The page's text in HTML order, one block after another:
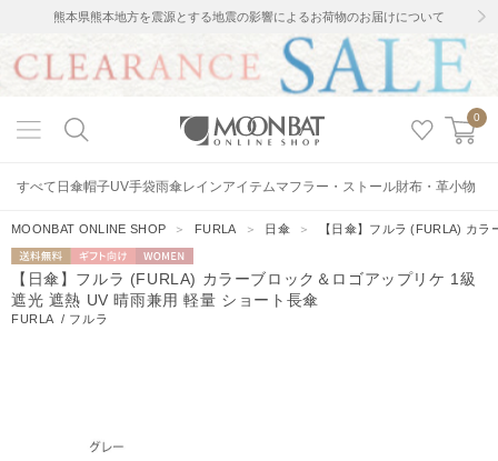
熊本県熊本地方を震源とする地震の影響によるお荷物のお届けについて
0
すべて 日傘帽子UV手袋雨傘レインアイテムマフラー・ストール財布・革小物
MOONBAT ONLINE SHOP ＞ FURLA ＞ 日傘 ＞ 【日傘】フルラ (FURLA) カ
送料無料
ギフト向
け
WOMEN
【日傘】フルラ (FURLA) カラーブロック＆ロゴアップリケ 1級
遮光 遮熱 UV 晴雨兼用 軽量 ショート長傘
FURLA / フルラ